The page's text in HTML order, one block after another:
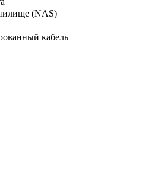
(NAS)
кабель